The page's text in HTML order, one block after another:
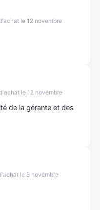
le 12 novembre
le 12 novembre
de la gérante et des
le 5 novembre